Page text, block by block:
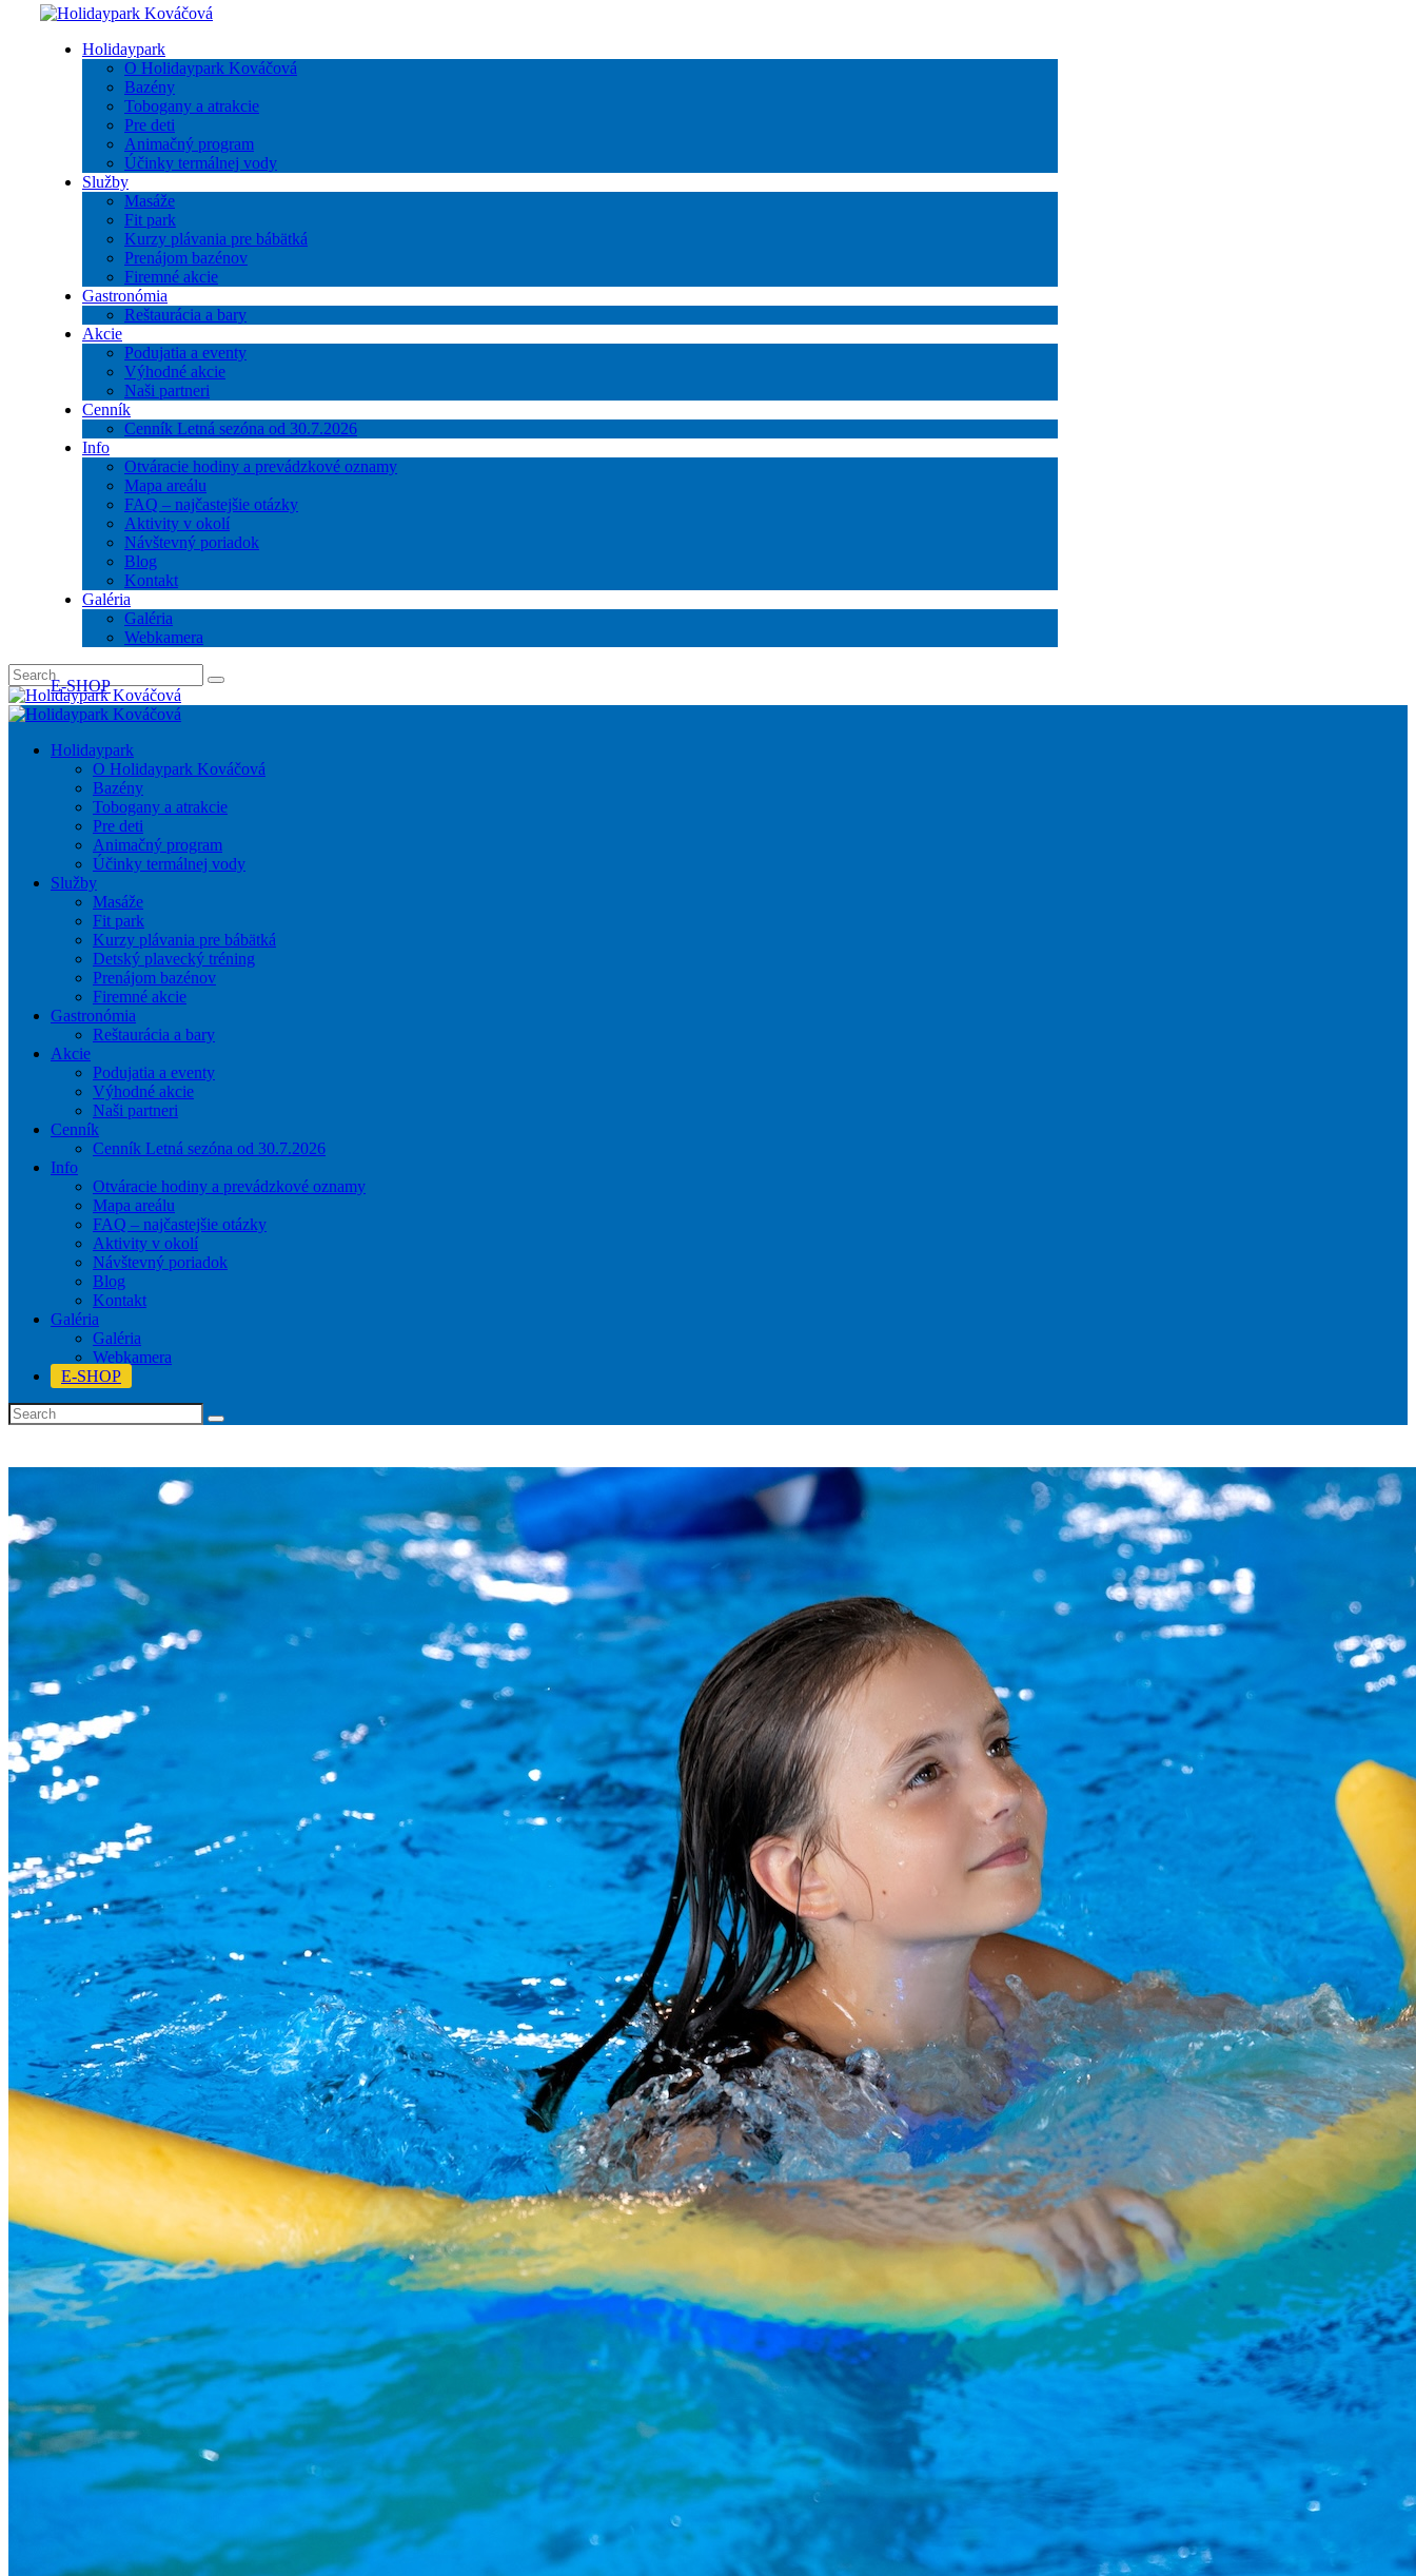
Holidaypark
O Holidaypark Kováčová
Bazény
Tobogany a atrakcie
Pre deti
Animačný program
Účinky termálnej vody
Služby
Masáže
Fit park
Kurzy plávania pre bábätká
Prenájom bazénov
Firemné akcie
Gastronómia
Reštaurácia a bary
Akcie
Podujatia a eventy
Výhodné akcie
Naši partneri
Cenník
Cenník Letná sezóna od 30.7.2026
Info
Otváracie hodiny a prevádzkové oznamy
Mapa areálu
FAQ – najčastejšie otázky
Aktivity v okolí
Návštevný poriadok
Blog
Kontakt
Galéria
Galéria
Webkamera
E-SHOP
Holidaypark
O Holidaypark Kováčová
Bazény
Tobogany a atrakcie
Pre deti
Animačný program
Účinky termálnej vody
Služby
Masáže
Fit park
Kurzy plávania pre bábätká
Detský plavecký tréning
Prenájom bazénov
Firemné akcie
Gastronómia
Reštaurácia a bary
Akcie
Podujatia a eventy
Výhodné akcie
Naši partneri
Cenník
Cenník Letná sezóna od 30.7.2026
Info
Otváracie hodiny a prevádzkové oznamy
Mapa areálu
FAQ – najčastejšie otázky
Aktivity v okolí
Návštevný poriadok
Blog
Kontakt
Galéria
Galéria
Webkamera
E-SHOP